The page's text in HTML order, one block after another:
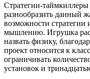
Стратегии-
разнообразить данный
возможности стратегии
мышлению. Игрушка
назвать физику,
проект относится к
ограничивать
установок и